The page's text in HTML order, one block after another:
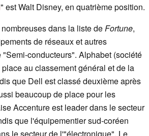
" est Walt Disney, en quatrième position.
dans la liste deFortune,
de réseaux et autres
conducteurs". Alphabet (société
au classement général et de la
que Dell est classé deuxième après
beaucoup de place pour les
Accenture est leader dans le secteur
que l'équipementier sud-coréen